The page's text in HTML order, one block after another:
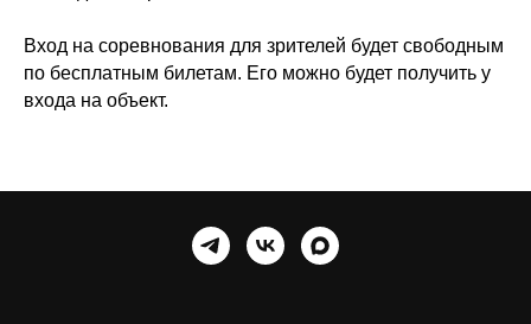
Вход на соревнования для зрителей будет свободным
по бесплатным билетам. Его можно будет получить у
входа на объект.